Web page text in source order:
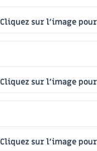
Cliquez sur l'image
Cliquez sur l'image
Cliquez sur l'image